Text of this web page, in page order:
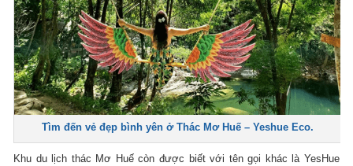
Tìm đến vẻ đẹp bình yên ở Thác Mơ Huế – Yeshue Eco.
Khu du lịch thác Mơ Huế còn được biết với tên gọi khác là YesHue